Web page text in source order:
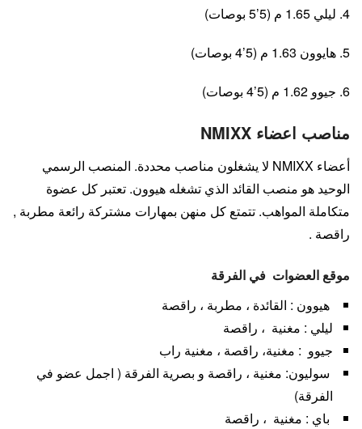
4. ليلي 1.65 م (5’5 بوصات)
5. هايوون 1.63 م (5’4 بوصات)
6. جيوو 1.62 م (5’4 بوصات)
مناصب اعضاء NMIXX
أعضاء NMIXX لا يشغلون مناصب محددة. المنصب الرسمي
الوحيد هو منصب القائد الذي تشغله هيوون. تعتبر كل عضوة
متكاملة المواهب. تتمتع كل منهن بمهارات مشتركة رائعة مطربة ,
راقصة .
موقع العضوات في الفرقة
هيوون : القائدة ، مطربة ، راقصة
ليلي : مغنية ، راقصة
جيوو : مغنية، راقصة ، مغنية راب
سوليون: مغنية ، راقصة و بصرية الفرقة ( اجمل عضو في
الفرقة)
باي : مغنية ، راقصة